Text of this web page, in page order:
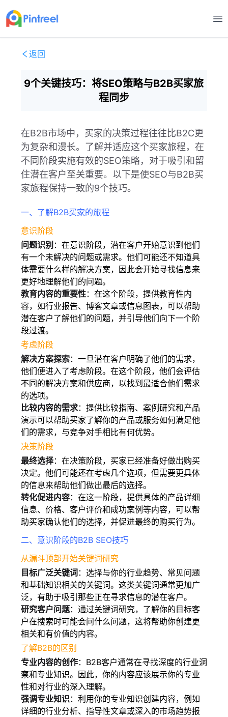
打
返回
9个关键技巧：将SEO策略与B2B买家旅
程同步
在B2B市场中，买家的决策过程往往比B2C更
为复杂和漫长。了解并适应这个买家旅程，在
不同阶段实施有效的SEO策略，对于吸引和留
住潜在客户至关重要。以下是使SEO与B2B买
家旅程保持一致的9个技巧。
一、了解B2B买家的旅程
意识阶段
问题识别 ：在意识阶段，潜在客户开始意识到他们
有一个未解决的问题或需求。他们可能还不知道具
体需要什么样的解决方案，因此会开始寻找信息来
更好地理解他们的问题。
教育内容的重要性：在这个阶段，提供教育性内
容，如行业报告、博客文章或信息图表，可以帮助
潜在客户了解他们的问题，并引导他们向下一个阶
段过渡。
考虑阶段
解决方案探索：一旦潜在客户明确了他们的需求，
他们便进入了考虑阶段。在这个阶段，他们会评估
不同的解决方案和供应商，以找到最适合他们需求
的选项。
比较内容的需求：提供比较指南、案例研究和产品
演示可以帮助买家了解你的产品或服务如何满足他
们的需求，与竞争对手相比有何优势。
决策阶段
最终选择：在决策阶段，买家已经准备好做出购买
决定。他们可能还在考虑几个选项，但需要更具体
的信息来帮助他们做出最后的选择。
转化促进内容：在这一阶段，提供具体的产品详细
信息、价格、客户评价和成功案例等内容，可以帮
助买家确认他们的选择，并促进最终的购买行为。
二、意识阶段的B2B SEO技巧
从漏斗顶部开始关键词研究
目标广泛关键词 ：选择与你的行业趋势、常见问题
和基础知识相关的关键词。这类关键词通常更加广
泛，有助于吸引那些正在寻求信息的潜在客户。
研究客户问题：通过关键词研究，了解你的目标客
户在搜索时可能会问什么问题，这将帮助你创建更
相关和有价值的内容。
了解B2B的区别
专业内容的创作：B2B客户通常在寻找深度的行业洞
察和专业知识。因此，你的内容应该展示你的专业
性和对行业的深入理解。
强调专业知识：利用你的专业知识创建内容，例如
详细的行业分析、指导性文章或深入的市场趋势报